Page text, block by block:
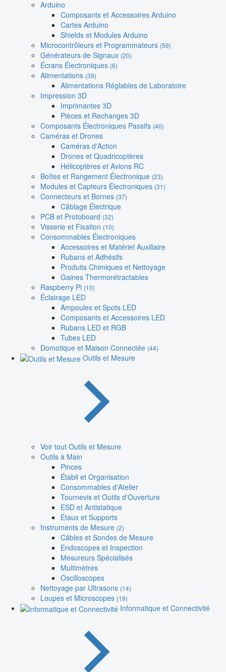
Arduino
Composants et Accessoires Arduino
Cartes Arduino
Shields et Modules Arduino
Microcontrôleurs et Programmateurs (59)
Générateurs de Signaux (20)
Écrans Électroniques (6)
Alimentations (39)
Alimentations Réglables de Laboratoire
Impression 3D
Imprimantes 3D
Pièces et Rechanges 3D
Composants Électroniques Passifs (40)
Caméras et Drones
Caméras d'Action
Drones et Quadricoptères
Hélicoptères et Avions RC
Boîtes et Rangement Électronique (23)
Modules et Capteurs Électroniques (31)
Connecteurs et Bornes (37)
Câblage Électrique
PCB et Protoboard (32)
Visserie et Fixation (10)
Consommables Électroniques
Accessoires et Matériel Auxiliaire
Rubans et Adhésifs
Produits Chimiques et Nettoyage
Gaines Thermorétractables
Raspberry Pi (10)
Éclairage LED
Ampoules et Spots LED
Composants et Accessoires LED
Rubans LED et RGB
Tubes LED
Domotique et Maison Connectée (44)
Outils et Mesure
Voir tout Outils et Mesure
Outils à Main
Pinces
Établi et Organisation
Consommables d'Atelier
Tournevis et Outils d'Ouverture
ESD et Antistatique
Étaux et Supports
Instruments de Mesure (2)
Câbles et Sondes de Mesure
Endoscopes et Inspection
Mesureurs Spécialisés
Multimètres
Oscilloscopes
Nettoyage par Ultrasons (14)
Loupes et Microscopes (19)
Informatique et Connectivité